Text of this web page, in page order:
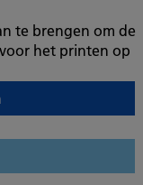
te brengen om de
het printen op